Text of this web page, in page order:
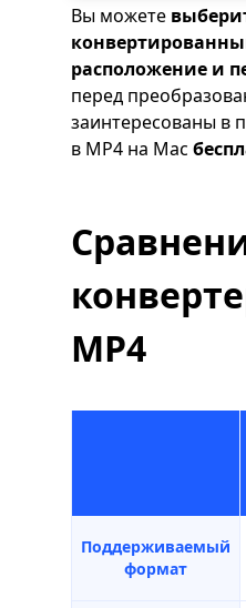
Вы можете
расположение и
перед
заинтересованы в
в MP4 на Mac
MP4
Поддерживаемый
формат